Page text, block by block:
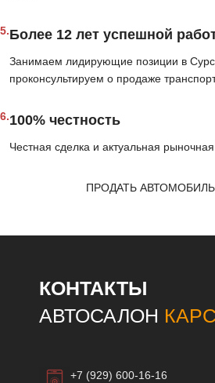
5.Более 12 лет успешной
Занимаем лидирующие позиции в
проконсультируем о продаже
6.100% честность
Честная сделка и актуальная рыночная
ПРОДАТЬ
КОНТАКТЫ
АВТОСАЛОН
+7 (929) 600-16-16